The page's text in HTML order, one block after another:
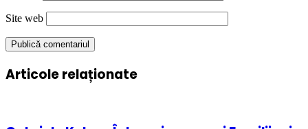
Site web
Articole relaționate